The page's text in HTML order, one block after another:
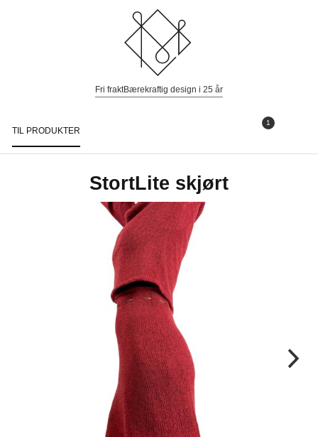
Fri fraktBærekraftig design i 25 år
1
TIL PRODUKTER
StortLite skjørt